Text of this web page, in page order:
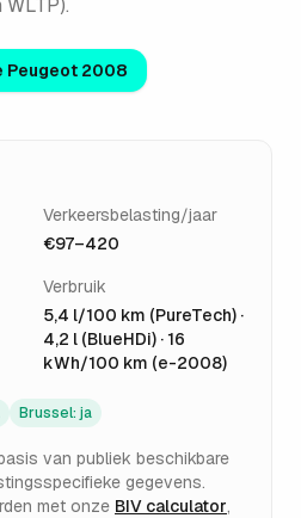
Peugeot 2008
Verkeersbelasting/jaar
€97–420
Verbruik
5,4 l/100 km (PureTech) ·
4,2 l (BlueHDi) · 16
kWh/100 km (e-2008)
Brussel: ja
van publiek beschikbare
gegevens.
met onze BIV calculator,